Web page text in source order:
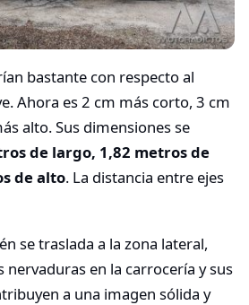
bastante con respecto al
Ahora es 2 cm más corto, 3 cm
alto. Sus dimensiones se
de largo, 1,82 metros de
de alto. La distancia entre ejes
se traslada a la zona lateral,
nervaduras en la carrocería y sus
a una imagen sólida y